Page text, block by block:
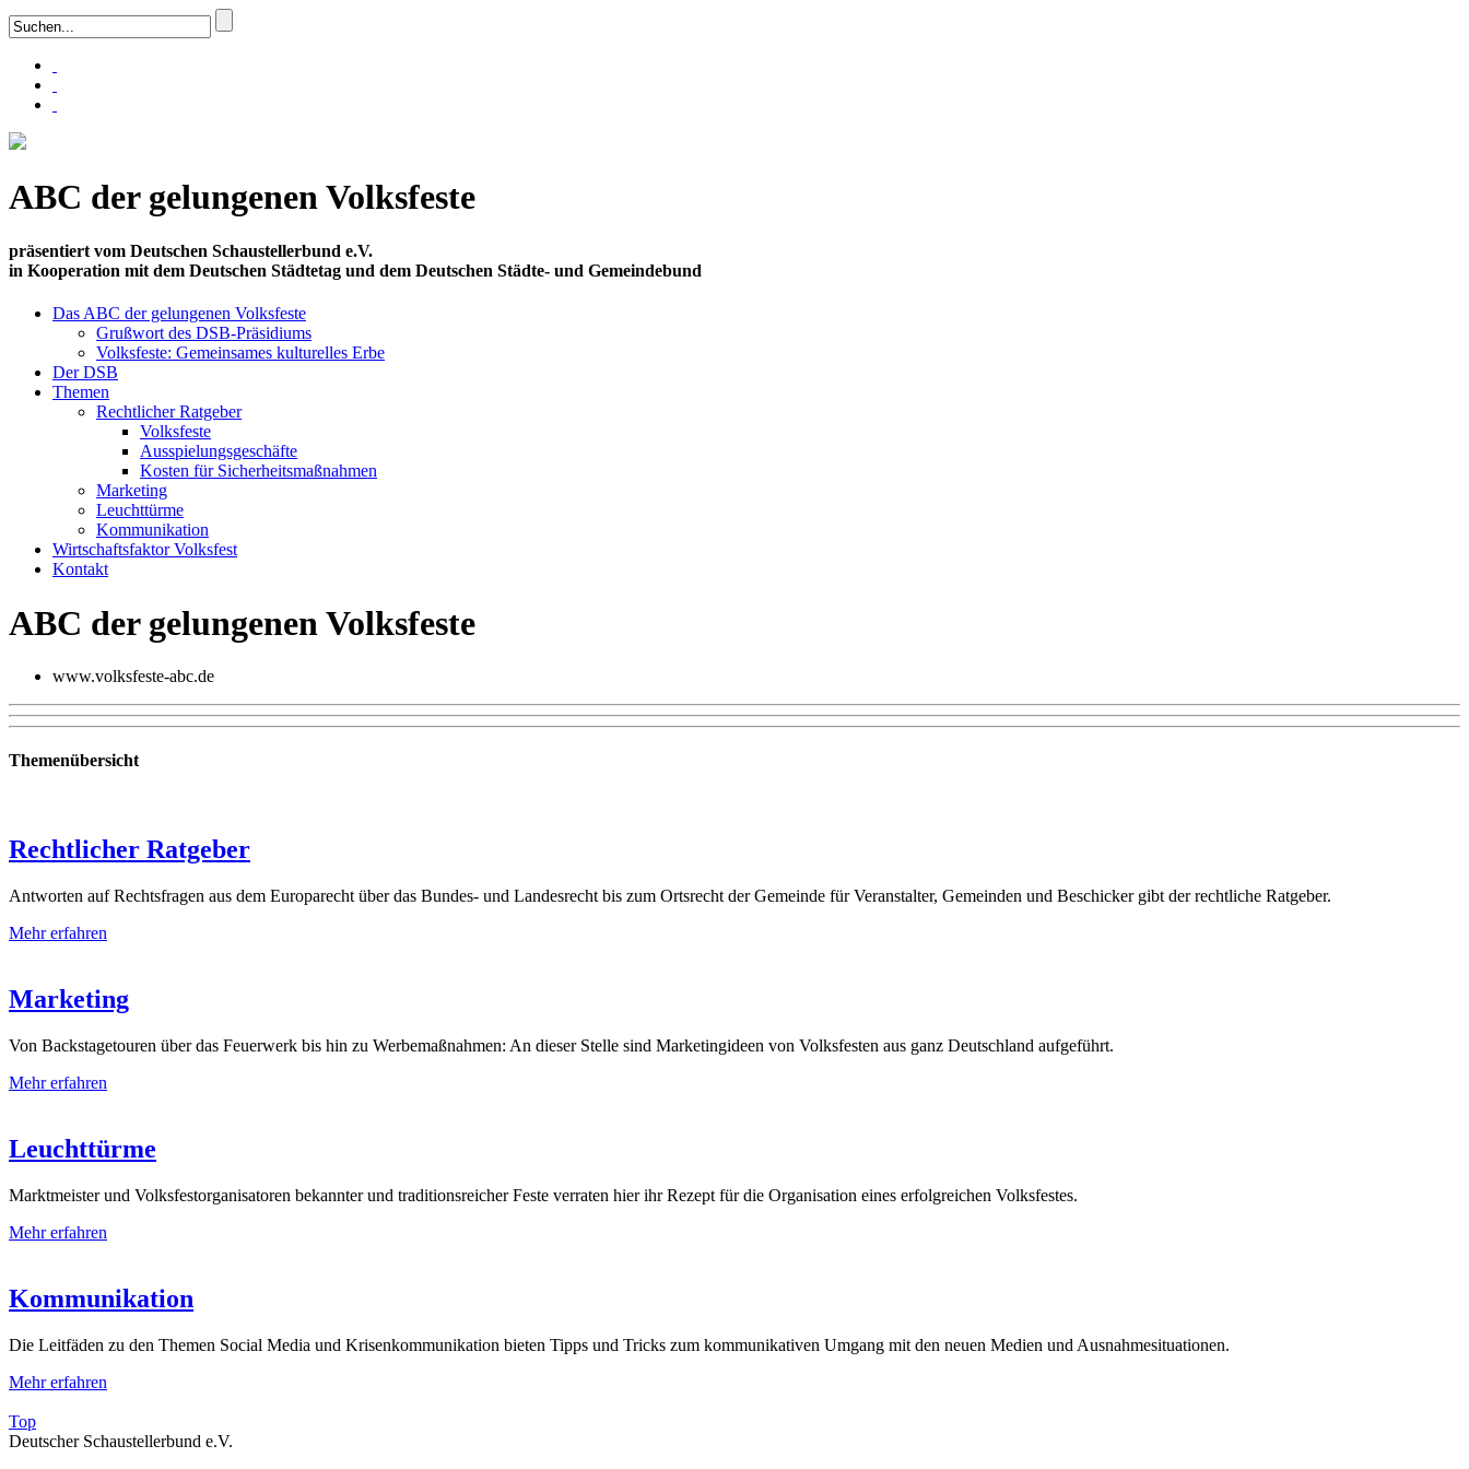
ABC der gelungenen Volksfeste
präsentiert vom Deutschen Schaustellerbund e.V.
in Kooperation mit dem Deutschen Städtetag und dem Deutschen Städte- und Gemeindebund
Das ABC der gelungenen Volksfeste
Grußwort des DSB-Präsidiums
Volksfeste: Gemeinsames kulturelles Erbe
Der DSB
Themen
Rechtlicher Ratgeber
Volksfeste
Ausspielungsgeschäfte
Kosten für Sicherheitsmaßnahmen
Marketing
Leuchttürme
Kommunikation
Wirtschaftsfaktor Volksfest
Kontakt
ABC der gelungenen Volksfeste
www.volksfeste-abc.de
Themenübersicht
Rechtlicher Ratgeber
Antworten auf Rechtsfragen aus dem Europarecht über das Bundes- und Landesrecht bis zum Ortsrecht der Gemeinde für Veranstalter, Gemeinden und Beschicker gibt der rechtliche Ratgeber.
Mehr erfahren
Marketing
Von Backstagetouren über das Feuerwerk bis hin zu Werbemaßnahmen: An dieser Stelle sind Marketingideen von Volksfesten aus ganz Deutschland aufgeführt.
Mehr erfahren
Leuchttürme
Marktmeister und Volksfestorganisatoren bekannter und traditionsreicher Feste verraten hier ihr Rezept für die Organisation eines erfolgreichen Volksfestes.
Mehr erfahren
Kommunikation
Die Leitfäden zu den Themen Social Media und Krisenkommunikation bieten Tipps und Tricks zum kommunikativen Umgang mit den neuen Medien und Ausnahmesituationen.
Mehr erfahren
Top
Deutscher Schaustellerbund e.V.